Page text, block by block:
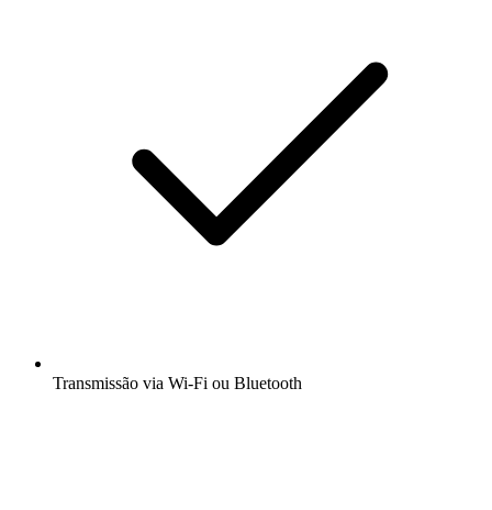
Transmissão via Wi-Fi ou Bluetooth